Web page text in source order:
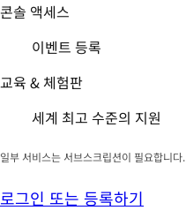
콘솔 액세스
이벤트 등록
교육 & 체험판
세계 최고 수준의 지원
일부 서비스는 서브스크립션이 필요합니다.
로그인 또는 등록하기